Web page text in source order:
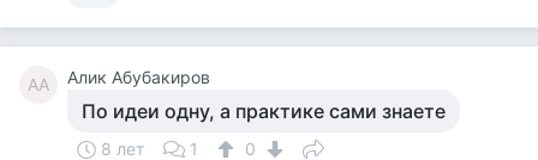
АА Алик Абубакиров
По идеи одну, а практике сами знаете
8 лет 1
0